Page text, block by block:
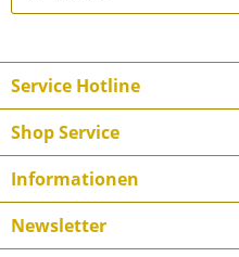
Service Hotline
Shop Service
Informationen
Newsletter